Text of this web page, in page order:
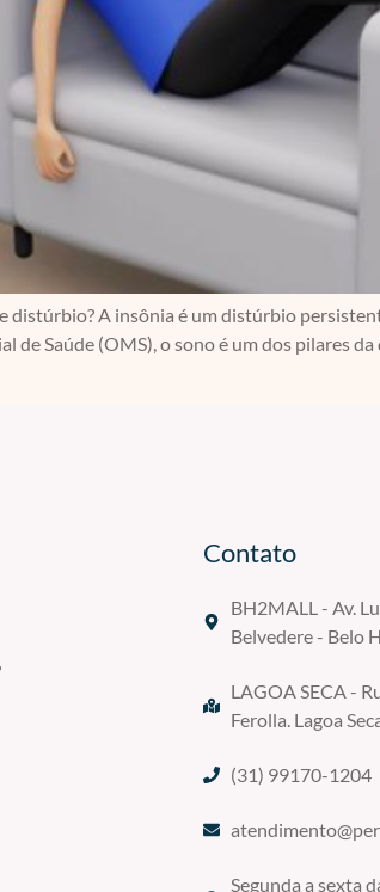
distúrbio? A insônia é um distúrbio
de Saúde (OMS), o sono é um dos pilares
Contato
BH2MALL - Av.
Belvedere - Belo
LAGOA SECA -
Ferolla. Lagoa
(31) 99170-1204
Segunda a sexta